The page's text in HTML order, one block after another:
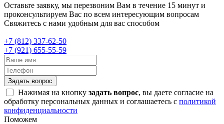
Оставьте заявку, мы перезвоним Вам в течение 15 минут и
проконсультируем Вас по всем интересующим вопросам
Свяжитесь с нами удобным для вас способом
+7 (812) 337-62-50
+7 (921) 655-55-59
Задать вопрос
Нажимая на кнопку задать вопрос, вы даете согласие на
обработку персональных данных и соглашаетесь с политикой
конфиденциальности
Поможем